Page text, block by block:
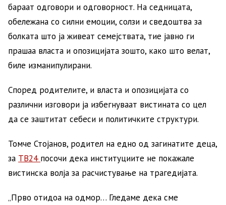
бараат одговори и одговорност. На седницата,
обележана со силни емоции, солзи и сведоштва за
болката што ја живеат семејствата, тие јавно ги
прашаа власта и опозицијата зошто, како што велат,
биле изманипулирани.
Според родителите, и власта и опозицијата со
различни изговори ја избегнуваат вистината со цел
да се заштитат себеси и политичките структури.
Томче Стојанов, родител на едно од загинатите деца,
за ТВ24 посочи дека институциите не покажале
вистинска волја за расчистување на трагедијата.
„Прво отидоа на одмор… Гледаме дека сме